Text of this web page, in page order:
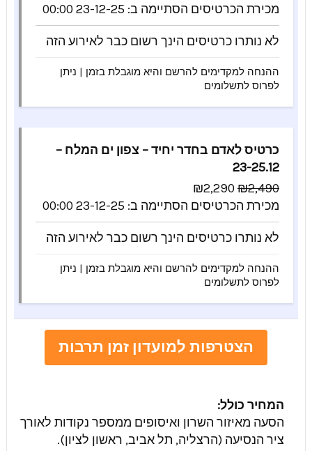
מכירת הכרטיסים הסתיימה ב: 23-12-25 00:00
לא נותרו כרטיסים הינך רשום כבר לאירוע הזה
ההנחה למקדימים להרשם והיא מוגבלת בזמן | ניתן
לפרוס לתשלומים
כרטיס לאדם בחדר יחיד – צפון ים המלח –
23-25.12
₪2,490
₪2,290
מכירת הכרטיסים הסתיימה ב: 23-12-25 00:00
לא נותרו כרטיסים הינך רשום כבר לאירוע הזה
ההנחה למקדימים להרשם והיא מוגבלת בזמן | ניתן
לפרוס לתשלומים
הצטרפות למועדון זמן תרבות
המחיר כולל:
הסעה מאיזור השרון ואיסופים ממספר נקודות לאורך
ציר הנסיעה (הרצליה, תל אביב, ראשון לציון).